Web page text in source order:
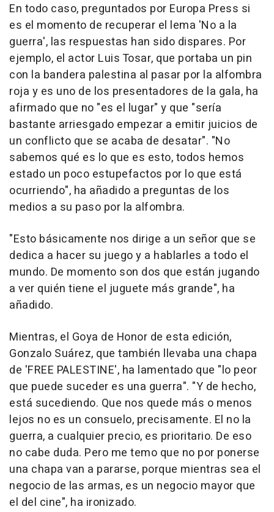
En todo caso, preguntados por Europa Press si
es el momento de recuperar el lema 'No a la
guerra', las respuestas han sido dispares. Por
ejemplo, el actor Luis Tosar, que portaba un pin
con la bandera palestina al pasar por la alfombra
roja y es uno de los presentadores de la gala, ha
afirmado que no "es el lugar" y que "sería
bastante arriesgado empezar a emitir juicios de
un conflicto que se acaba de desatar". "No
sabemos qué es lo que es esto, todos hemos
estado un poco estupefactos por lo que está
ocurriendo", ha añadido a preguntas de los
medios a su paso por la alfombra.
"Esto básicamente nos dirige a un señor que se
dedica a hacer su juego y a hablarles a todo el
mundo. De momento son dos que están jugando
a ver quién tiene el juguete más grande", ha
añadido.
Mientras, el Goya de Honor de esta edición,
Gonzalo Suárez, que también llevaba una chapa
de 'FREE PALESTINE', ha lamentado que "lo peor
que puede suceder es una guerra". "Y de hecho,
está sucediendo. Que nos quede más o menos
lejos no es un consuelo, precisamente. El no la
guerra, a cualquier precio, es prioritario. De eso
no cabe duda. Pero me temo que no por ponerse
una chapa van a pararse, porque mientras sea el
negocio de las armas, es un negocio mayor que
el del cine", ha ironizado.